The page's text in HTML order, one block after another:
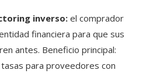
inverso: el comprador
financiera para que sus
antes. Beneficio principal:
para proveedores con